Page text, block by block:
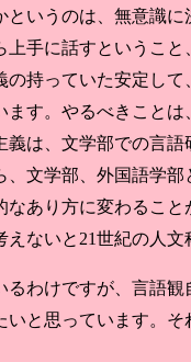
というのは、無意識
上手に話すというこ
持っていた安定し
す。やるべきこと
は、文学部での言
文学部、外国語学
あり方に変わるこ
ないと21世紀の人
るわけですが、言語
と思っています。